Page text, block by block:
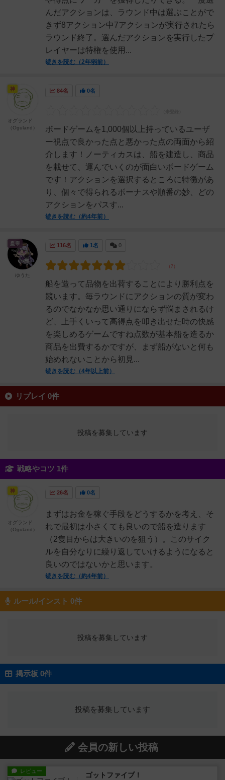
んだアクションは、ラウンド中は選ぶことがで
きず8アクション中7アクションが実行されたら
ラウンド終了。選んだアクションを実行したプ
レイヤーは特権を使用...
続きを読む（2年弱前）
84名 0名
ボードゲームを1,000個以上持っているユーザ
ー視点で良かった点と悪かった点の両面から紹
介します！ノーティカスは、船を建造し、商品
を載せて、運んでいくのが面白いボードゲーム
です！アクションを選択するところに特徴があ
り、個々で得られるボーナスや順番の妙、どの
アクションをパスす...
続きを読む（約4年前）
神
オグランド
（Oguland）
116名 1名 0
船を造って品物を出荷することにより勝利点を
競います。毎ラウンドにアクションの質が変わ
るのでなかなか思い通りにならず悩まされるけ
ど、上手くいって高得点を叩き出せた時の快感
を楽しめるゲームですね点数が基本船を造るか
商品を出費するかですが、まず船がないと何も
始めれないことから初見...
続きを読む（4年以上前）
皇帝
ゆうた
リプレイ 0件
投稿を募集しています
戦略やコツ 1件
26名 0名
まずはお金を稼ぐ手段をどうするかを考え、そ
れで最初は小さくても良いので船を造ります
（2隻目からは大きいのを狙う）。このサイク
ルを自分なりに繰り返していけるようになると
良いのではないかと思います。
続きを読む（約4年前）
神
オグランド
（Oguland）
ルール/インスト 0件
投稿を募集しています
掲示板 0件
投稿を募集しています
会員の新しい投稿
レビュー ゴットファイブ！